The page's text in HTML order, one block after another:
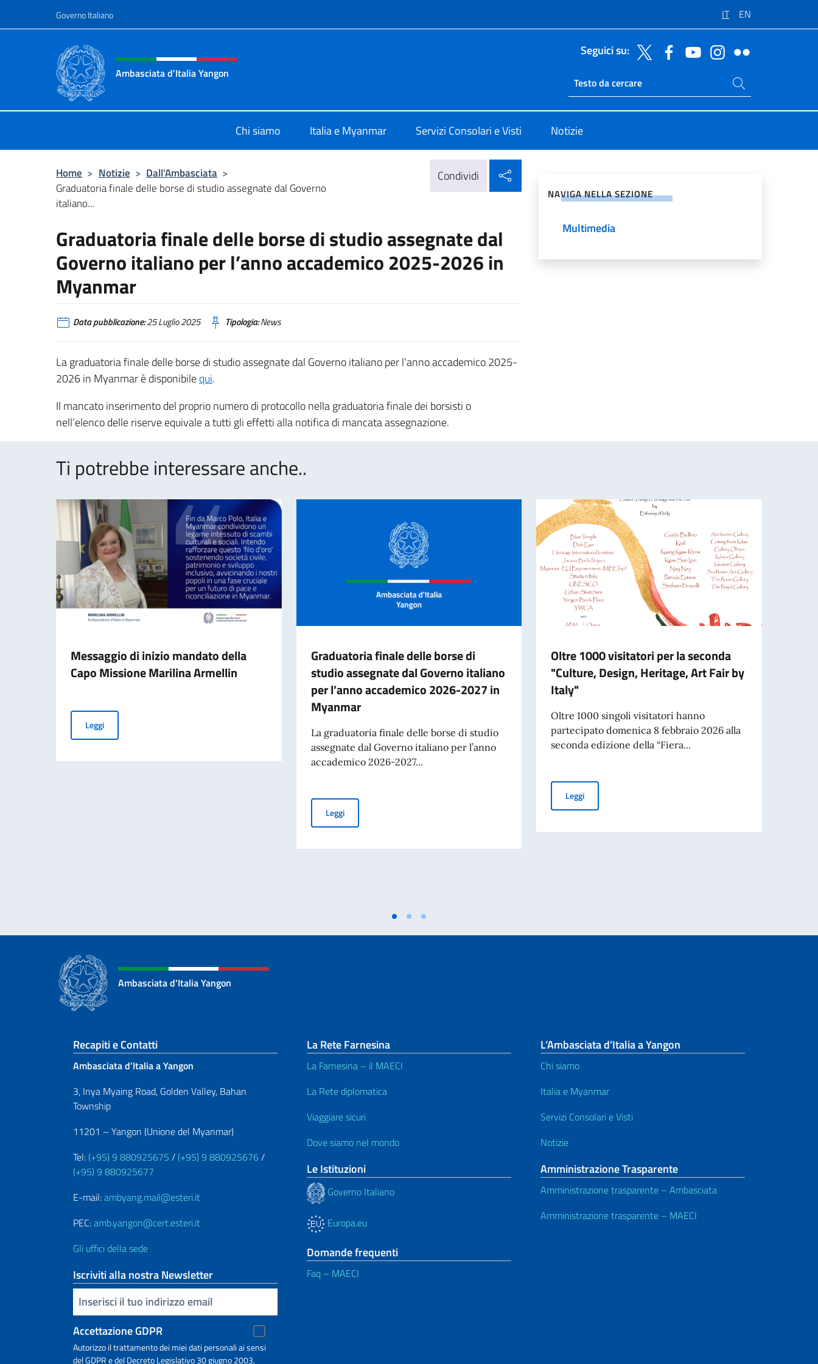
Governo Italiano IT EN
Intestazione sito, social e menù
Ambasciata d'Italia Yangon
Seguici su:
Ricerca sito live
Cerca nel sito
Chi siamo Italia e Myanmar Servizi Consolari e Visti Notizie
Home > Notizie > Dall’Ambasciata >
Graduatoria finale delle borse di studio assegnate dal Governo
italiano...
Condividi
Graduatoria finale delle borse di studio assegnate dal
Governo italiano per l’anno accademico 2025-2026 in
Myanmar
Data pubblicazione:25 Luglio 2025 Tipologia:News
La graduatoria finale delle borse di studio assegnate dal Governo italiano per l’anno accademico 2025-
2026 in Myanmar è disponibilequi.
Il mancato inserimento del proprio numero di protocollo nella graduatoria finale dei borsisti o
nell’elenco delle riserve equivale a tutti gli effetti alla notifica di mancata assegnazione.
NAVIGA NELLA SEZIONE
Multimedia
Ti potrebbe interessare anche..
Messaggio di inizio mandato della
Capo Missione Marilina Armellin
LeggiMessaggio di inizio mandato della Capo Missione Marilina Armellin
Graduatoria finale delle borse di
studio assegnate dal Governo italiano
per l’anno accademico 2026-2027 in
Myanmar
La graduatoria finale delle borse di studio
assegnate dal Governo italiano per l’anno
accademico 2026-2027...
LeggiGraduatoria finale delle borse di studio assegnate dal Governo italiano per l’anno accademico 2026-2027 in Myanmar
Oltre 1000 visitatori per la seconda
"Culture, Design, Heritage, Art Fair by
Italy"
Oltre 1000 singoli visitatori hanno
partecipato domenica 8 febbraio 2026 alla
seconda edizione della “Fiera...
LeggiOltre 1000 visitatori per la seconda "Culture, Design, Heritage,
Ambasciata d'Italia Yangon
Sezione footer
Recapiti e Contatti
Ambasciata d’Italia a Yangon
3, Inya Myaing Road, Golden Valley, Bahan
Township
11201 – Yangon (Unione del Myanmar)
Tel: (+95) 9 880925675 / (+95) 9 880925676 /
(+95) 9 880925677
E-mail:ambyang.mail@esteri.it
PEC:amb.yangon@cert.esteri.it
Gli uffici della sede
Iscriviti alla nostra Newsletter
Inserisci la tua email
Accettazione GDPR
Autorizzo il trattamento dei miei dati personali ai sensi
del GDPR e del Decreto Legislativo 30 giugno 2003,
La Rete Farnesina
La Farnesina – il MAECI
La Rete diplomatica
Viaggiare sicuri
Dove siamo nel mondo
Le Istituzioni
Governo Italiano
Europa.eu
Domande frequenti
Faq – MAECI
L’Ambasciata d’Italia a Yangon
Chi siamo
Italia e Myanmar
Servizi Consolari e Visti
Notizie
Amministrazione Trasparente
Amministrazione trasparente – Ambasciata
Amministrazione trasparente – MAECI